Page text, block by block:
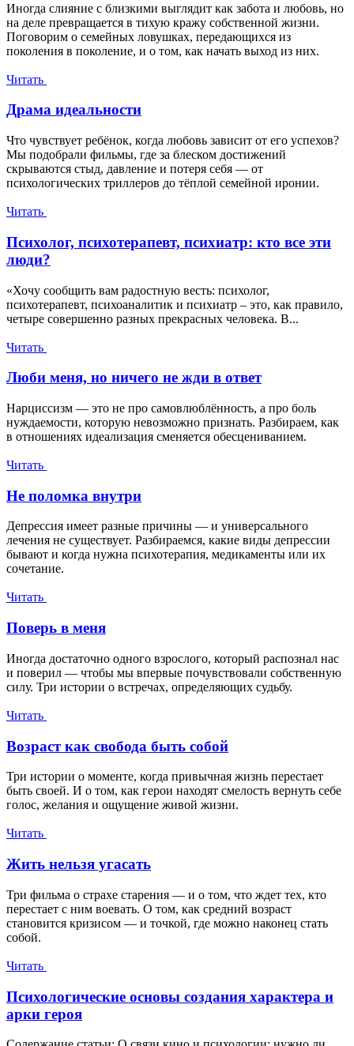
Иногда слияние с близкими выглядит как забота и любовь, но
на деле превращается в тихую кражу собственной жизни.
Поговорим о семейных ловушках, передающихся из
поколения в поколение, и о том, как начать выход из них.
Читать
Драма идеальности
Что чувствует ребёнок, когда любовь зависит от его успехов?
Мы подобрали фильмы, где за блеском достижений
скрываются стыд, давление и потеря себя — от
психологических триллеров до тёплой семейной иронии.
Читать
Психолог, психотерапевт, психиатр: кто все эти
люди?
«Хочу сообщить вам радостную весть: психолог,
психотерапевт, психоаналитик и психиатр – это, как правило,
четыре совершенно разных прекрасных человека. В...
Читать
Люби меня, но ничего не жди в ответ
Нарциссизм — это не про самовлюблённость, а про боль
нуждаемости, которую невозможно признать. Разбираем, как
в отношениях идеализация сменяется обесцениванием.
Читать
Не поломка внутри
Депрессия имеет разные причины — и универсального
лечения не существует. Разбираемся, какие виды депрессии
бывают и когда нужна психотерапия, медикаменты или их
сочетание.
Читать
Поверь в меня
Иногда достаточно одного взрослого, который распознал нас
и поверил — чтобы мы впервые почувствовали собственную
силу. Три истории о встречах, определяющих судьбу.
Читать
Возраст как свобода быть собой
Три истории о моменте, когда привычная жизнь перестает
быть своей. И о том, как герои находят смелость вернуть себе
голос, желания и ощущение живой жизни.
Читать
Жить нельзя угасать
Три фильма о страхе старения — и о том, что ждет тех, кто
перестает с ним воевать. О том, как средний возраст
становится кризисом — и точкой, где можно наконец стать
собой.
Читать
Психологические основы создания характера и
арки героя